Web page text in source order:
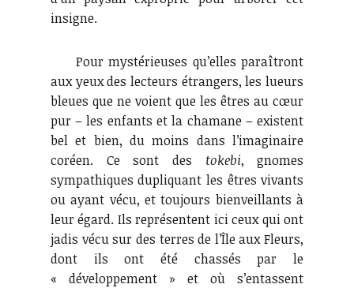
insigne.
Pour mystérieuses qu’elles paraîtront
aux yeux des lecteurs étrangers, les lueurs
bleues que ne voient que les êtres au cœur
pur – les enfants et la chamane – existent
bel et bien, du moins dans l’imaginaire
coréen. Ce sont des tokebi, gnomes
sympathiques dupliquant les êtres vivants
ou ayant vécu, et toujours bienveillants à
leur égard. Ils représentent ici ceux qui ont
jadis vécu sur des terres de l’Île aux Fleurs,
dont ils ont été chassés par le
« développement » et où s’entassent